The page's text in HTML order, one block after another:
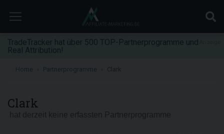
TradeTracker hat über 500 TOP-Partnerprogramme und
Real Attribution!
Home Partnerprogramme
Clark